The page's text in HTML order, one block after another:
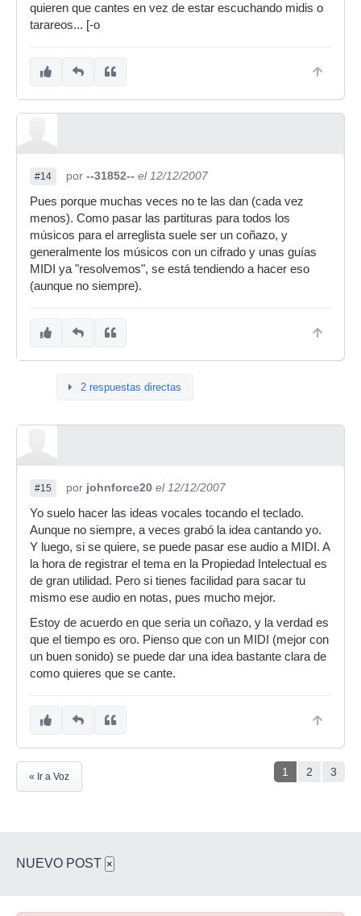
quieren que cantes en vez de estar escuchando midis o
tarareos... [-o
#14 por --31852-- el 12/12/2007
Pues porque muchas veces no te las dan (cada vez
menos). Como pasar las partituras para todos los
músicos para el arreglista suele ser un coñazo, y
generalmente los músicos con un cifrado y unas guías
MIDI ya "resolvemos", se está tendiendo a hacer eso
(aunque no siempre).
2 respuestas directas
#15 por johnforce20 el 12/12/2007
Yo suelo hacer las ideas vocales tocando el teclado.
Aunque no siempre, a veces grabó la idea cantando yo.
Y luego, si se quiere, se puede pasar ese audio a MIDI. A
la hora de registrar el tema en la Propiedad Intelectual es
de gran utilidad. Pero si tienes facilidad para sacar tu
mismo ese audio en notas, pues mucho mejor.
Estoy de acuerdo en que seria un coñazo, y la verdad es
que el tiempo es oro. Pienso que con un MIDI (mejor con
un buen sonido) se puede dar una idea bastante clara de
como quieres que se cante.
1 2 3
« Ir a Voz
NUEVO POST ×